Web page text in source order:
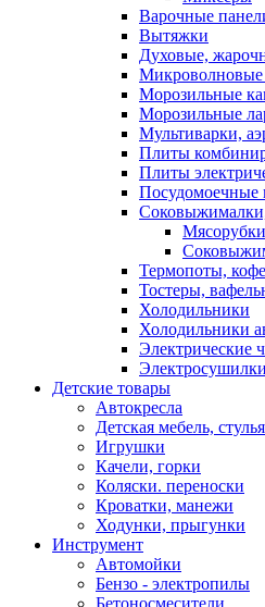
Варочные
Вытяжки
Духовые,
Микроволновые
Морозильные
Морозильные
Мультиварки,
Плиты
Плиты
Термопоты,
Тостеры,
Холодильники
Холодильники
Электрические
Электросушилки
Детские товары
Автокресла
Детская мебель,
Игрушки
Качели, горки
Коляски. переноски
Кроватки, манежи
Ходунки, прыгунки
Инструмент
Автомойки
Бензо - электропилы